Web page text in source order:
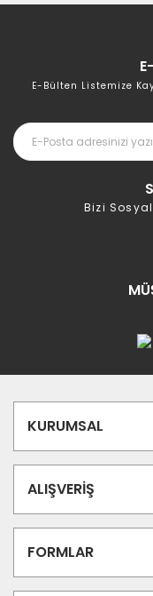
E-Bülten Listemize
Bizi
KURUMSAL
ALIŞVERİŞ
FORMLAR